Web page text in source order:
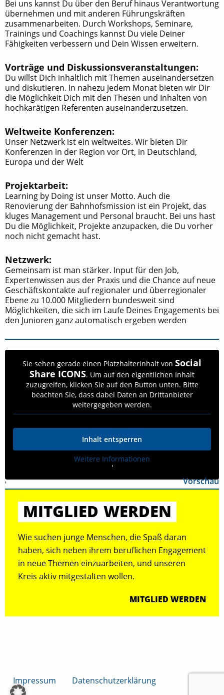
Bei uns kannst Du über den Beruf hinaus Verantwortung
übernehmen und mit anderen Führungskräften
zusammenarbeiten. Durch Workshops, Seminare,
Trainings und Coachings kannst Du viele Deiner
Fähigkeiten verbessern und Dein Wissen erweitern.
Vorträge und Diskussionsveranstaltungen:
Du willst Dich inhaltlich mit Themen auseinandersetzen
und diskutieren. In nahezu jedem Monat bieten wir Dir
die Möglichkeit Dich mit den Thesen und Inhalten von
hochkarätigen Referenten auseinanderzusetzen.
Weltweite Konferenzen:
Unser Netzwerk ist ein weltweites. Wir bieten Dir
Konferenzen in der Region vor Ort, in Deutschland,
Europa und der Welt
Projektarbeit:
Learning by Doing ist unser Motto. Auch die
Renovierung der Bahnhofsmission ist ein Projekt, das
kluges Management und Personal braucht. Bei uns hast
Du die Möglichkeit, Projekte anzupacken, die Du vorher
noch nicht gemacht hast.
Netzwerk:
Gemeinsam ist man stärker. Input für den Job,
Expertenwissen aus der Praxis und die Chance auf neue
Geschäftskontakte auf regionaler und überregionaler
Ebene zu 10.000 Mitgliedern bundesweit sind
Möglichkeiten, die sich im Laufe Deines Engagements bei
den Junioren ganz automatisch ergeben werden
Sie sehen gerade einen Platzhalterinhalt von Social
Share ICONS. Um auf den eigentlichen Inhalt
zuzugreifen, klicken Sie auf den Button unten. Bitte
beachten Sie, dass dabei Daten an Drittanbieter
weitergegeben werden.
Inhalt entsperren
Weitere Informationen
'
'
Vorschau
MITGLIED WERDEN
Wie suchen junge Menschen, die Spaß daran
haben, sich neben ihrem beruflichen Engagement
in neue Themen einzuarbeiten, und unseren
Kreis aktiv mitgestalten wollen.
MITGLIED WERDEN
Impressum Datenschutzerklärung